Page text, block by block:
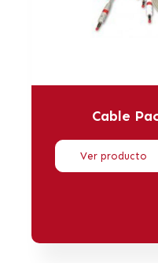
Cable
Ver producto